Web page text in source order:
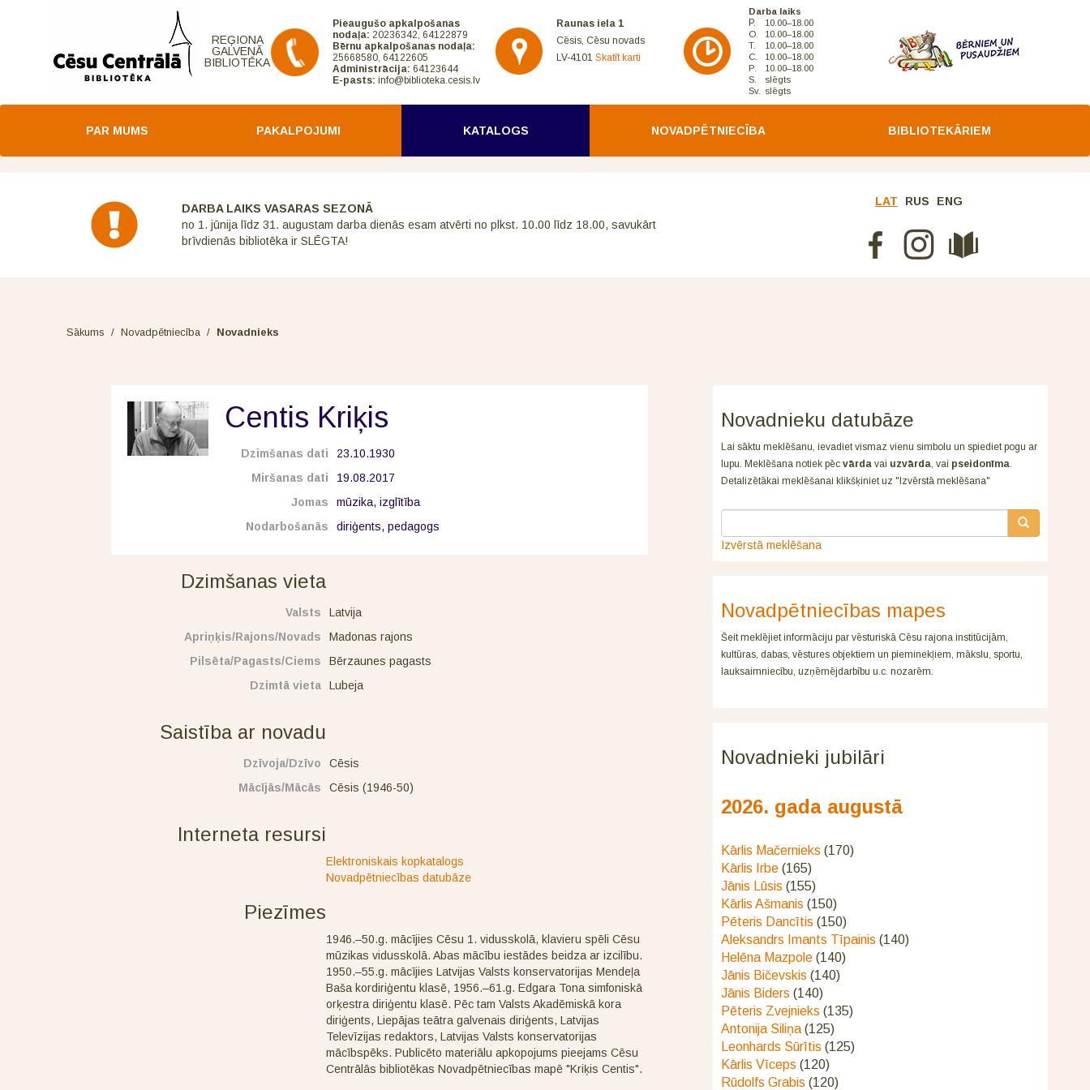
REĢIONA
GALVENĀ
BIBLIOTĒKA
Pieaugušo apkalpošanas
nodaļa: 20236342, 64122879
Bērnu apkalpošanas nodaļa:
25668580, 64122605
Administrācija: 64123644
E-pasts: info@biblioteka.cesis.lv
Raunas iela 1
Cēsis, Cēsu novads
LV-4101 Skatīt karti
Darba laiks
P.
10.00–18.00
O.
10.00–18.00
T.
10.00–18.00
C.
10.00–18.00
P.
10.00–18.00
S.
slēgts
Sv. slēgts
PAR MUMS PAKALPOJUMI KATALOGS NOVADPĒTNIECĪBA BIBLIOTEKĀRIEM
DARBA LAIKS VASARAS SEZONĀ
no 1. jūnija līdz 31. augustam darba dienās esam atvērti no plkst. 10.00 līdz 18.00, savukārt
brīvdienās bibliotēka ir SLĒGTA!
LAT RUS ENG
Novadnieku datubāze
Lai sāktu meklēšanu, ievadiet vismaz vienu simbolu un spiediet pogu ar
lupu. Meklēšana notiek pēc vārdavai uzvārda, vai pseidonīma.
Detalizētākai meklēšanai klikšķiniet uz "Izvērstā meklēšana"
Izvērstā meklēšana
Novadpētniecības mapes
Šeit meklējiet informāciju par vēsturiskā Cēsu rajona institūcijām,
kultūras, dabas, vēstures objektiem un pieminekļiem, mākslu, sportu,
lauksaimniecību, uzņēmējdarbību u.c. nozarēm.
Novadnieki jubilāri
2026. gada augustā
Kārlis Mačernieks (170)
Kārlis Irbe(165)
Jānis Lūsis (155)
Kārlis Ašmanis (150)
Pēteris Dancītis (150)
Aleksandrs Imants Tīpainis (140)
Helēna Mazpole(140)
Jānis Bičevskis (140)
Jānis Biders (140)
Pēteris Zvejnieks (135)
Antonija Siliņa(125)
Leonhards Sūrītis (125)
Kārlis Vīceps (120)
Rūdolfs Grabis (120)
Sākums / Novadpētniecība / Novadnieks
Centis Kriķis
Dzimšanas dati
23.10.1930
Miršanas dati
19.08.2017
Jomas
mūzika, izglītība
Nodarbošanās
diriģents, pedagogs
Dzimšanas vieta
Valsts
Latvija
Apriņķis/Rajons/Novads
Madonas rajons
Pilsēta/Pagasts/Ciems
Bērzaunes pagasts
Dzimtā vieta
Lubeja
Saistība ar novadu
Dzīvoja/Dzīvo
Cēsis
Mācījās/Mācās
Cēsis (1946-50)
Interneta resursi
Elektroniskais kopkatalogs
Novadpētniecības datubāze
Piezīmes
1946.–50.g. mācījies Cēsu 1. vidusskolā, klavieru spēli Cēsu
mūzikas vidusskolā. Abas mācību iestādes beidza ar izcilību.
1950.–55.g. mācījies Latvijas Valsts konservatorijas Mendeļa
Baša kordiriģentu klasē, 1956.–61.g. Edgara Tona simfoniskā
orķestra diriģentu klasē. Pēc tam Valsts Akadēmiskā kora
diriģents, Liepājas teātra galvenais diriģents, Latvijas
Televīzijas redaktors, Latvijas Valsts konservatorijas
mācībspēks. Publicēto materiālu apkopojums pieejams Cēsu
Centrālās bibliotēkas Novadpētniecības mapē "Kriķis Centis".